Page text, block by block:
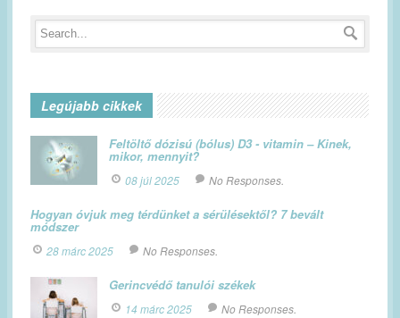
Legújabb cikkek
Feltöltő dózisú (bólus) D3 - vitamin – Kinek,
mikor, mennyit?
08 júl 2025 No Responses.
Hogyan óvjuk meg térdünket a sérülésektől? 7 bevált
módszer
28 márc 2025 No Responses.
Gerincvédő tanulói székek
14 márc 2025 No Responses.